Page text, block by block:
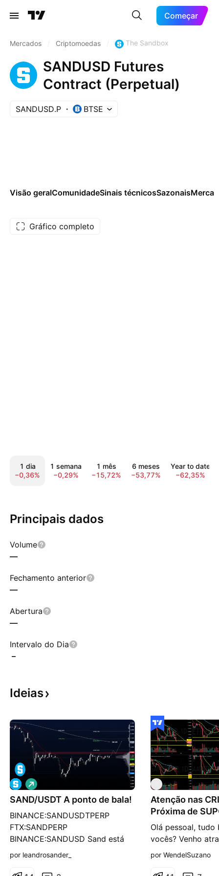
Começar
Mercados Criptomoedas The Sandbox
SANDUSD Futures
Contract (Perpetual)
SANDUSD.P BTSE
Visão geralComunidadeSinais técnicosSazonais
Gráfico completo
1 dia
−0,36%
1 semana
−0,29%
1 mês
−15,72%
6 meses
−53,77%
Year to date
−62,35%
Principais dados
Volume
—
Fechamento anterior
—
Abertura
—
Intervalo do Dia
–
Ideias
SAND/USDT A ponto de bala!
BINANCE:SANDUSDTPERP
FTX:SANDPERP
BINANCE:SANDUSD Sand está
com uma contração de
prestes a proporcionar um
V
i
é
d
e
a
l
a
por leandrosander_
Atenção nas
Próxima de
Janeiro/22
Olá pessoal, tudo
vocês? Venho
mostrar um
criptomoedas
por WendelSuzano